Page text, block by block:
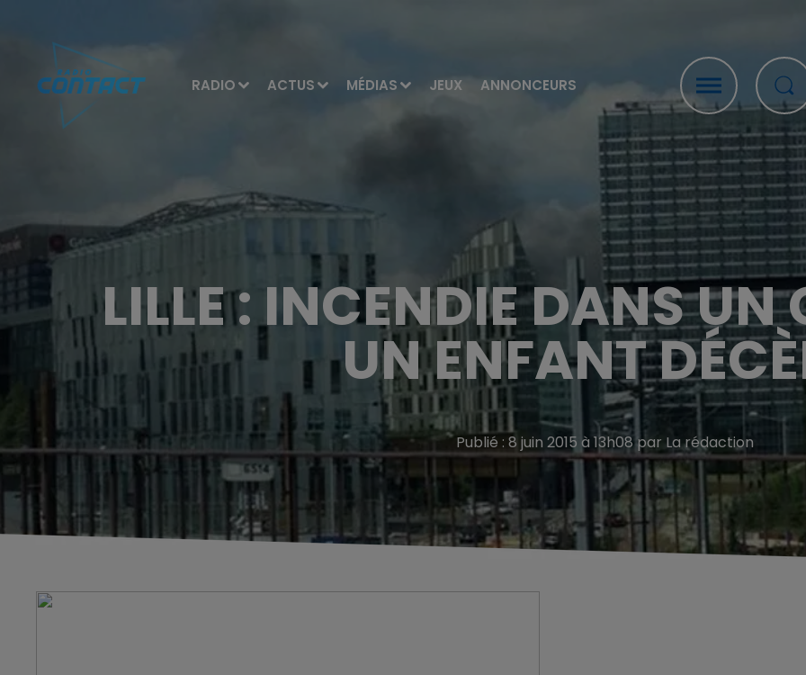
RADIO ACTUS MÉDIAS JEUX ANNONCEURS
LILLE : INCENDIE DANS
UN ENFANT
Publié : 8 juin 2015 à 13h08 par La rédaction